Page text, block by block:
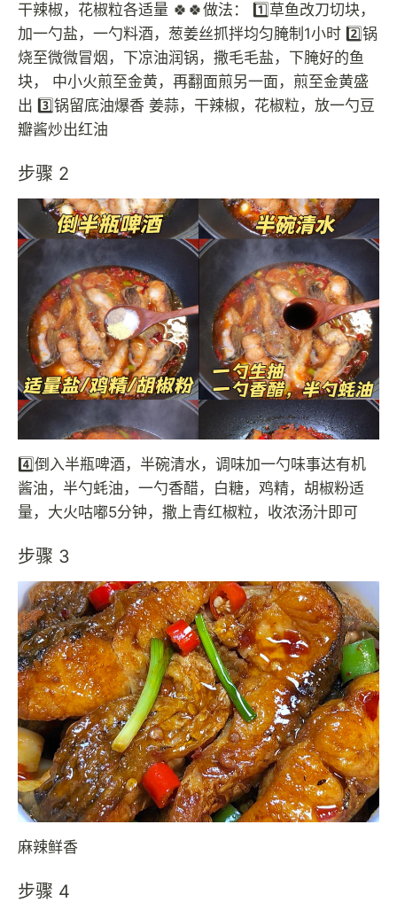
干辣椒，花椒粒各适量 🍀🍀做法： 1️⃣草鱼改刀切块，
加一勺盐，一勺料酒，葱姜丝抓拌均匀腌制1小时 2️⃣锅
烧至微微冒烟，下凉油润锅，撒毛毛盐，下腌好的鱼
块， 中小火煎至金黄，再翻面煎另一面，煎至金黄盛
出 3️⃣锅留底油爆香 姜蒜，干辣椒，花椒粒，放一勺豆
瓣酱炒出红油
步骤 2
4️⃣倒入半瓶啤酒，半碗清水，调味加一勺味事达有机
酱油，半勺蚝油，一勺香醋，白糖，鸡精，胡椒粉适
量，大火咕嘟5分钟，撒上青红椒粒，收浓汤汁即可
步骤 3
麻辣鲜香
步骤 4